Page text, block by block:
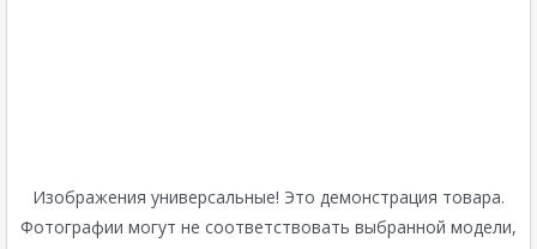
Изображения универсальные! Это демонстрация товара.
Фотографии могут не соответствовать выбранной модели,